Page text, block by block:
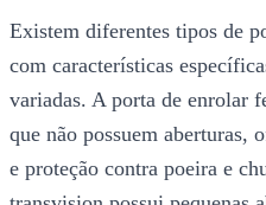
Existem diferentes tipos de
com características
variadas. A porta de enrolar
que não possuem aberturas,
e proteção contra poeira e